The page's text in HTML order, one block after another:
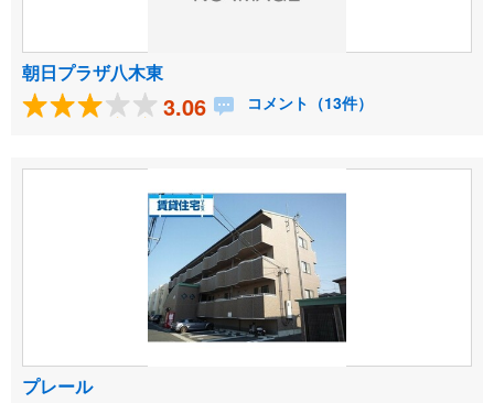
朝日プラザ八木東
3.06 コメント（13件）
プレール